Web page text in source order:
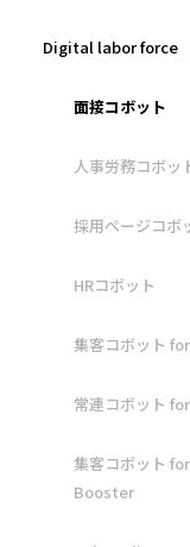
Digital labor force
面接コボット
人事労務コボッ
採用ページコボ
HRコボット
集客コボット
常連コボット
集客コボット
Booster